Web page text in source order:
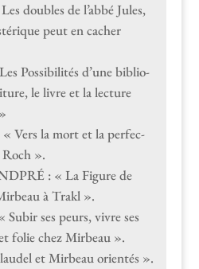
dou­bles de l’abbé Jules,
peut en cacher
Pos­si­bil­ités d’une bib­lio­
le livre et la lec­ture
Vers la mort et la per­fec­
Roch ».
: « La Fig­ure de
à Trakl ».
ses peurs, vivre ses
folie chez Mirbeau ».
et Mir­beau orientés ».